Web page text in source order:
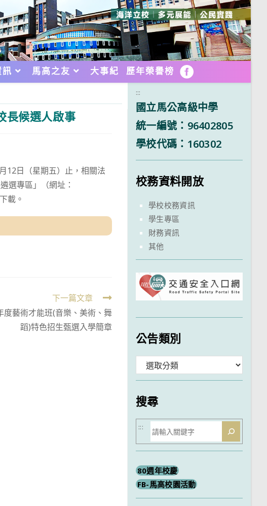
訊 馬高之友 大事紀 歷年榮譽榜 FB
長候選人啟事
12日（星期五）止，相關法
選專區」（網址：
載。
下一篇文章
度藝術才能班(音樂、美術、舞
蹈)特色招生甄選入學簡章
:::
國立馬公高級中學
統一編號：96402805
學校代碼：160302
校務資料開放
學校校務資訊
學生專區
財務資訊
其他
公告類別
類
搜尋
搜
尋
:::
80週年校慶
FB-馬高校園活動